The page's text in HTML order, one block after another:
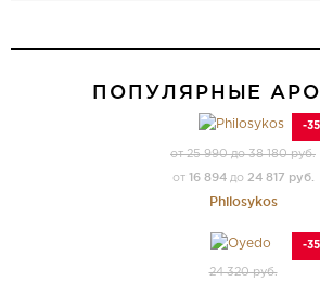
ПОПУЛЯРНЫЕ
-
от 25 990 до 38 180 руб.
от 16 894до 24 817 руб.
Philosykos
-
24 320 руб.